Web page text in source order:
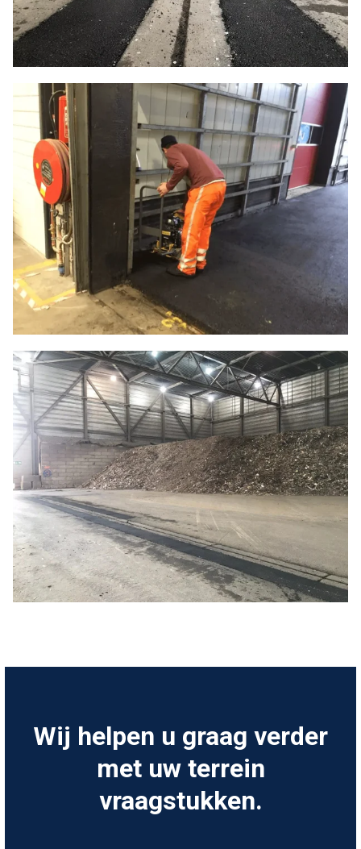
Wij helpen u graag verder
met uw terrein
vraagstukken.